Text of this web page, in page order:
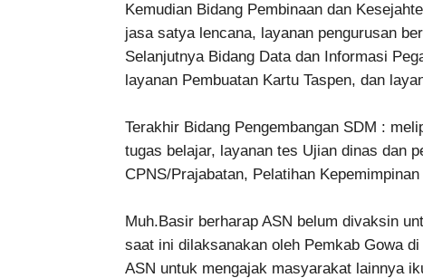
Kemudian Bidang Pembinaan dan
jasa satya lencana, layanan pengurusan
Selanjutnya Bidang Data dan Informasi
layanan Pembuatan Kartu Taspen, dan
Terakhir Bidang Pengembangan SDM :
tugas belajar, layanan tes Ujian dinas dan
CPNS/Prajabatan, Pelatihan
Muh.Basir berharap ASN belum divaksin
saat ini dilaksanakan oleh Pemkab Gowa
ASN untuk mengajak masyarakat lainnya